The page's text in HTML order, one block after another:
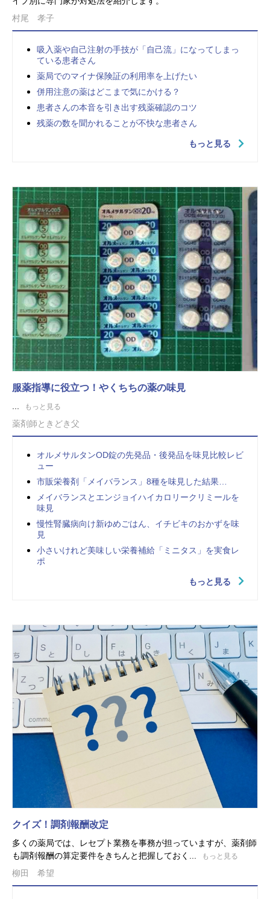
村尾 孝子
吸入薬や自己注射の手技が「自己流」になってしまっ
ている患者さん
薬局でのマイナ保険証の利用率を上げたい
併用注意の薬はどこまで気にかける？
患者さんの本音を引き出す残薬確認のコツ
残薬の数を聞かれることが不快な患者さん
もっと見る
服薬指導に役立つ！やくちちの薬の味見
もっと見る
薬剤師ときどき父
オルメサルタンOD錠の先発品・後発品を味見比較レビ
ュー
市販栄養剤「メイバランス」8種を味見した結果…
メイバランスとエンジョイハイカロリークリミールを
味見
慢性腎臓病向け新ゆめごはん、イチビキのおかずを味
見
小さいけれど美味しい栄養補給「ミニタス」を実食レ
ポ
もっと見る
クイズ！調剤報酬改定
多くの薬局では、レセプト業務を事務が担っていますが、薬剤師
も調剤報酬の算定要件をきちんと把握しておく...
もっと見る
柳田 希望